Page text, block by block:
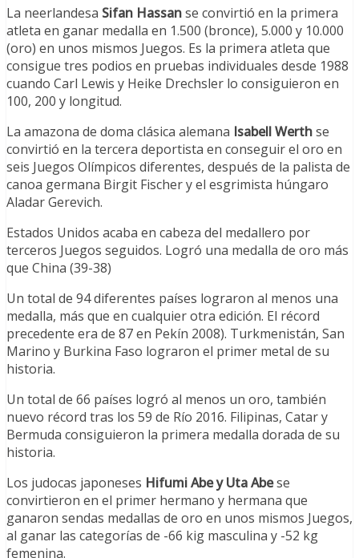
La neerlandesa Sifan Hassanse convirtió en la primera
atleta en ganar medalla en 1.500 (bronce), 5.000 y 10.000
(oro) en unos mismos Juegos. Es la primera atleta que
consigue tres podios en pruebas individuales desde 1988
cuando Carl Lewis y Heike Drechsler lo consiguieron en
100, 200 y longitud.
La amazona de doma clásica alemana Isabell Werthse
convirtió en la tercera deportista en conseguir el oro en
seis Juegos Olímpicos diferentes, después de la palista de
canoa germana Birgit Fischer y el esgrimista húngaro
Aladar Gerevich.
Estados Unidos acaba en cabeza del medallero por
terceros Juegos seguidos. Logró una medalla de oro más
que China (39-38)
Un total de 94 diferentes países lograron al menos una
medalla, más que en cualquier otra edición. El récord
precedente era de 87 en Pekín 2008). Turkmenistán, San
Marino y Burkina Faso lograron el primer metal de su
historia.
Un total de 66 países logró al menos un oro, también
nuevo récord tras los 59 de Río 2016. Filipinas, Catar y
Bermuda consiguieron la primera medalla dorada de su
historia.
Los judocas japoneses Hifumi Abe y Uta Abese
convirtieron en el primer hermano y hermana que
ganaron sendas medallas de oro en unos mismos Juegos,
al ganar las categorías de -66 kig masculina y -52 kg
femenina.